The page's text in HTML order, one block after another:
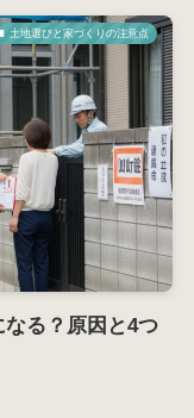
土地選びと家づくりの注意点
る？原因と4つ